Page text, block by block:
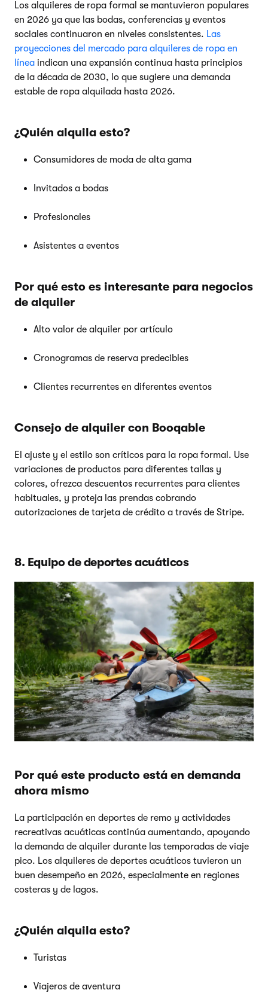
Los alquileres de ropa formal se mantuvieron populares
en 2026 ya que las bodas, conferencias y eventos
sociales continuaron en niveles consistentes. Las
proyecciones del mercado para alquileres de ropa en
línea indican una expansión continua hasta principios
de la década de 2030, lo que sugiere una demanda
estable de ropa alquilada hasta 2026.
¿Quién alquila esto?
Consumidores de moda de alta gama
Invitados a bodas
Profesionales
Asistentes a eventos
Por qué esto es interesante para negocios
de alquiler
Alto valor de alquiler por artículo
Cronogramas de reserva predecibles
Clientes recurrentes en diferentes eventos
Consejo de alquiler con Booqable
El ajuste y el estilo son críticos para la ropa formal. Use
variaciones de productos para diferentes tallas y
colores, ofrezca descuentos recurrentes para clientes
habituales, y proteja las prendas cobrando
autorizaciones de tarjeta de crédito a través de Stripe.
8. Equipo de deportes acuáticos
Por qué este producto está en demanda
ahora mismo
La participación en deportes de remo y actividades
recreativas acuáticas continúa aumentando, apoyando
la demanda de alquiler durante las temporadas de viaje
pico. Los alquileres de deportes acuáticos tuvieron un
buen desempeño en 2026, especialmente en regiones
costeras y de lagos.
¿Quién alquila esto?
Turistas
Viajeros de aventura